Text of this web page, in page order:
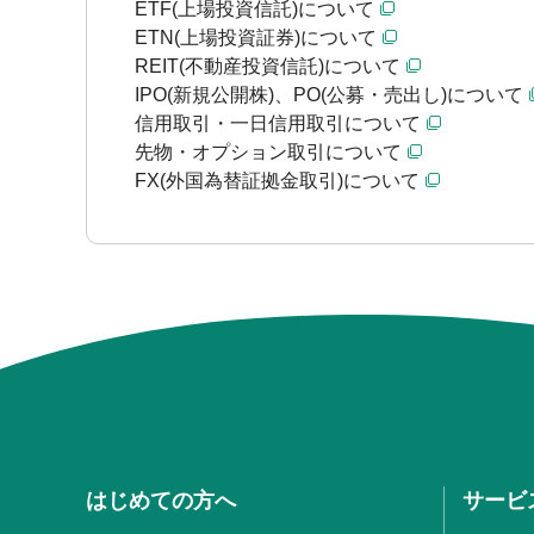
ETF(上場投資信託)について
ETN(上場投資証券)について
REIT(不動産投資信託)について
IPO(新規公開株)、PO(公募・売出し)について
信用取引・一日信用取引について
先物・オプション取引について
FX(外国為替証拠金取引)について
はじめての方へ サービ